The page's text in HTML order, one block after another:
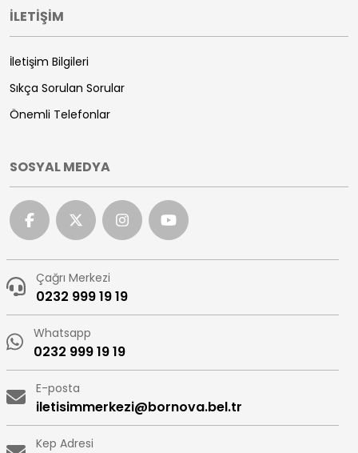
İLETİŞİM
İletişim Bilgileri
Sıkça Sorulan Sorular
Önemli Telefonlar
SOSYAL MEDYA
Çağrı Merkezi
0232 999 19 19
Whatsapp
0232 999 19 19
E-posta
iletisimmerkezi@bornova.bel.tr
Kep Adresi